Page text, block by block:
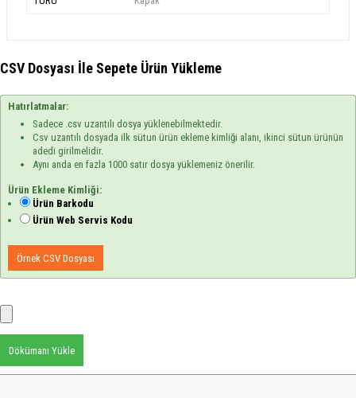
CSV Dosyası İle Sepete Ürün Yükleme
Hatırlatmalar:
Sadece .csv uzantılı dosya yüklenebilmektedir.
Csv uzantılı dosyada ilk sütun ürün ekleme kimliği alanı, ikinci sütun ürünün
adedi girilmelidir.
Aynı anda en fazla 1000 satır dosya yüklemeniz önerilir.
Ürün Ekleme Kimliği:
Ürün Barkodu
Ürün Web Servis Kodu
Örnek CSV Dosyası
Dökümanı Yükle